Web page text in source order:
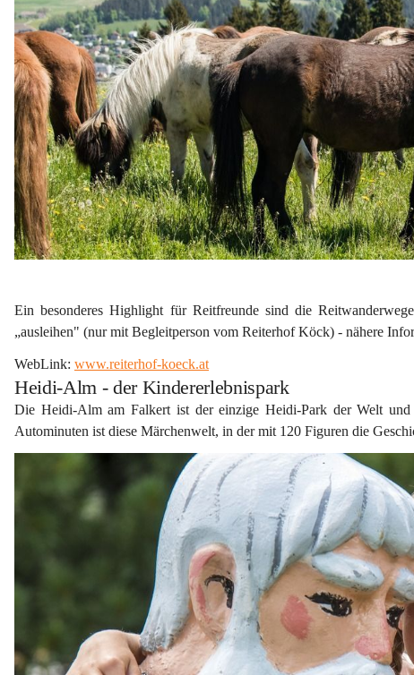
Ein besonderes Highlight für Reitfreunde sind die
„ausleihen" (nur mit Begleitperson vom Reiterhof Köck) - nähere
WebLink: www.reiterhof-koeck.at
Heidi-Alm - der Kindererlebnispark
Die Heidi-Alm am Falkert ist der einzige Heidi-Park der Welt
Autominuten ist diese Märchenwelt, in der mit 120 Figuren die